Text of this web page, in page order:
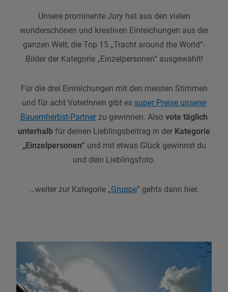
Unsere prominente Jury hat aus den vielen
wunderschönen und kreativen Einreichungen aus der
ganzen Welt, die Top 15 „Tracht around the World“-
Bilder der Kategorie „Einzelpersonen“ ausgewählt!
Für die drei Einreichungen mit den meisten Stimmen
und für acht VoterInnen gibt es super Preise unserer
Bauernherbst-Partner zu gewinnen. Also vote täglich
unterhalb für deinen Lieblingsbeitrag in der Kategorie
„Einzelpersonen“ und mit etwas Glück gewinnst du
und dein Lieblingsfoto.
…weiter zur Kategorie „Gruppe“ gehts dann hier.